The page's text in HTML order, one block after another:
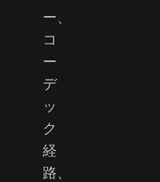
ー、
コ
ー
デ
ッ
ク
経
路、